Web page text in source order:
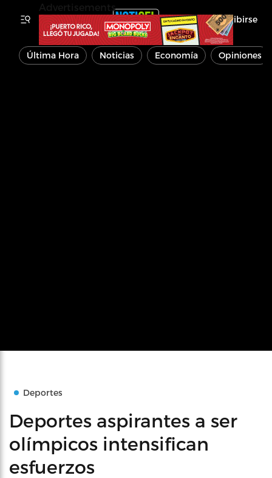
Inscribirse
Última Hora Noticias Economía Opiniones
Deportes
Deportes aspirantes a ser
olímpicos intensifican
esfuerzos
Advertisements